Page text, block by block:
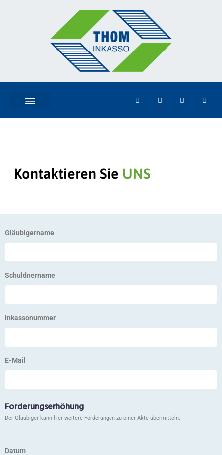
Kontaktieren Sie UNS
Gläubigername
Schuldnername
Inkassonummer
E-Mail
Forderungserhöhung
Der Gläubiger kann hier weitere Forderungen zu einer Akte übermitteln.
Datum